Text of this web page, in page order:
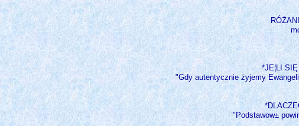
*JE¦LI
"Gdy autentycznie żyjemy
"Podstawow±